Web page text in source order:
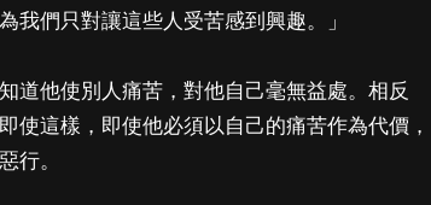
我們只對讓這些人受苦感到興趣。」
道他使別人痛苦，對他自己毫無益處。相反
使這樣，即使他必須以自己的痛苦作為代價，
行。